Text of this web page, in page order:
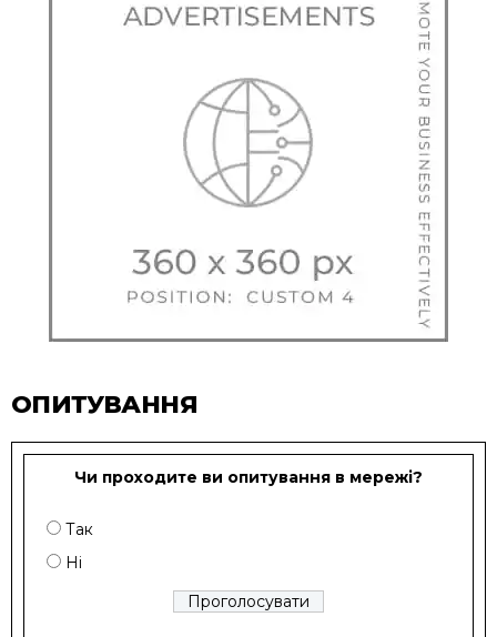
ОПИТУВАННЯ
Чи проходите ви опитування в мережі?
Так
Ні